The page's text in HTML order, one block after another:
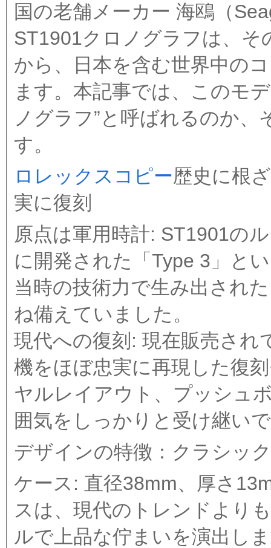
国の老舗メーカー 海鴎（
ST1901クロノグラフは、
から、日本を含む世界中の
ます。本記事では、このモ
ノグラフ”と呼ばれるのか
す。
ロレックスコピー歴史に根
実に復刻
原点は軍用時計: ST1901の
に開発された「Type 3」と
当時の技術力で生み出され
ね備えていました。
現代への復刻: 現在販売され
機をほぼ忠実に再現した復
ヤルレイアウト、プッシュ
囲気をしっかりと受け継い
デザインの特徴：クラシッ
ケース: 直径38mm、厚さ
スは、現代のトレンドより
ルで上品な佇まいを演出し